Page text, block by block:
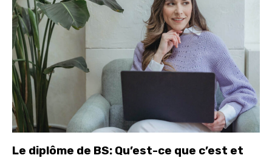
Le diplôme de BS: Qu’est-ce que c’est et